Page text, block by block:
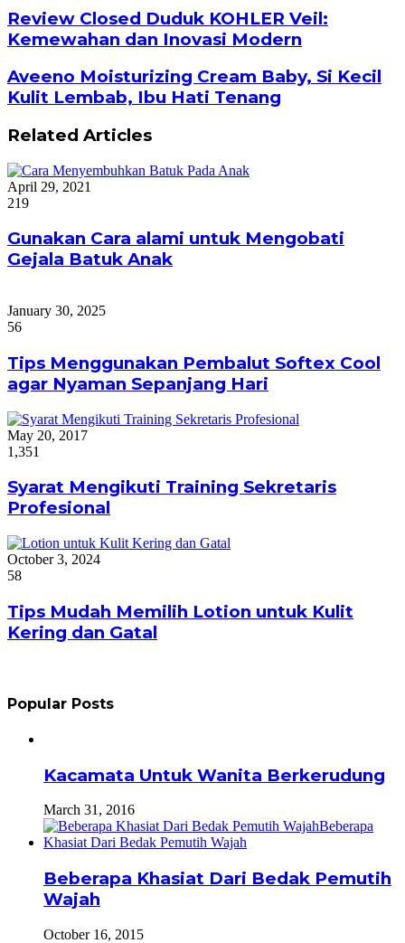
Review Closed Duduk KOHLER Veil:
Kemewahan dan Inovasi Modern
Aveeno Moisturizing Cream Baby, Si Kecil
Kulit Lembab, Ibu Hati Tenang
Related Articles
April 29, 2021
219
Gunakan Cara alami untuk Mengobati
Gejala Batuk Anak
January 30, 2025
56
Tips Menggunakan Pembalut Softex Cool
agar Nyaman Sepanjang Hari
May 20, 2017
1,351
Syarat Mengikuti Training Sekretaris
Profesional
October 3, 2024
58
Tips Mudah Memilih Lotion untuk Kulit
Kering dan Gatal
Popular Posts
Kacamata Untuk Wanita Berkerudung
March 31, 2016
Beberapa Khasiat Dari Bedak Pemutih
Wajah
October 16, 2015